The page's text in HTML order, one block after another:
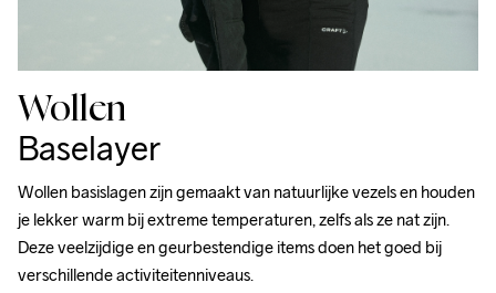
Wollen
Baselayer
Wollen basislagen zijn gemaakt van natuurlijke vezels en houden
je lekker warm bij extreme temperaturen, zelfs als ze nat zijn.
Deze veelzijdige en geurbestendige items doen het goed bij
verschillende activiteitenniveaus.